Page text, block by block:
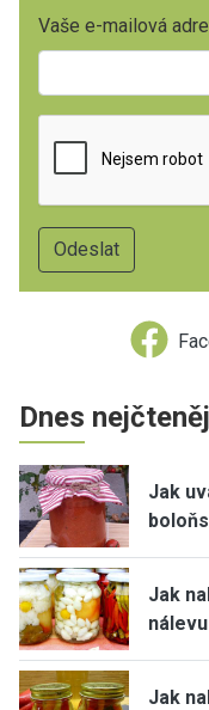
Vaše e-mailová
Dnes
Jak
Jak
Jak